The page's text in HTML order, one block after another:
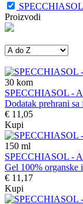
SPECCHIASOL
Proizvodi
30 kom
SPECCHIASOL -
Dodatak prehrani
€ 11,05
Kupi
150 ml
SPECCHIASOL -
Gel 100% organske
€ 11,17
Kupi